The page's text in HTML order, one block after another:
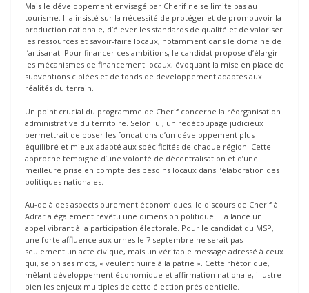
Mais le développement envisagé par Cherif ne se limite pas au
tourisme. Il a insisté sur la nécessité de protéger et de promouvoir la
production nationale, d’élever les standards de qualité et de valoriser
les ressources et savoir-faire locaux, notamment dans le domaine de
l’artisanat. Pour financer ces ambitions, le candidat propose d’élargir
les mécanismes de financement locaux, évoquant la mise en place de
subventions ciblées et de fonds de développement adaptés aux
réalités du terrain.
Un point crucial du programme de Cherif concerne la réorganisation
administrative du territoire. Selon lui, un redécoupage judicieux
permettrait de poser les fondations d’un développement plus
équilibré et mieux adapté aux spécificités de chaque région. Cette
approche témoigne d’une volonté de décentralisation et d’une
meilleure prise en compte des besoins locaux dans l’élaboration des
politiques nationales.
Au-delà des aspects purement économiques, le discours de Cherif à
Adrar a également revêtu une dimension politique. Il a lancé un
appel vibrant à la participation électorale. Pour le candidat du MSP,
une forte affluence aux urnes le 7 septembre ne serait pas
seulement un acte civique, mais un véritable message adressé à ceux
qui, selon ses mots, « veulent nuire à la patrie ». Cette rhétorique,
mêlant développement économique et affirmation nationale, illustre
bien les enjeux multiples de cette élection présidentielle.